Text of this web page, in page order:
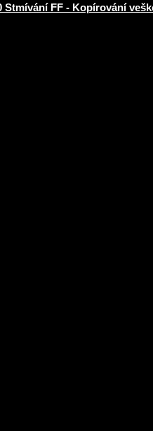
Stmívání FF - Kopírování